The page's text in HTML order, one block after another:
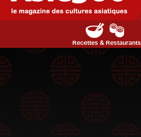
Recettes & Restaurants